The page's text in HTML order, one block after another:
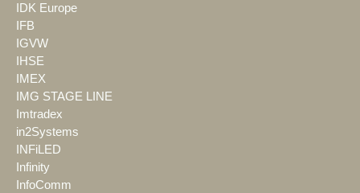
IDK Europe
IFB
IGVW
IHSE
IMEX
IMG STAGE LINE
Imtradex
in2Systems
INFiLED
Infinity
InfoComm